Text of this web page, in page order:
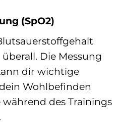
(SpO2)
Die Messung
dir wichtige
Wohlbefinden
des Trainings